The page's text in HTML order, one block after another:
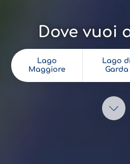
Dove vuoi
Lago
Maggiore
Lago di
Garda